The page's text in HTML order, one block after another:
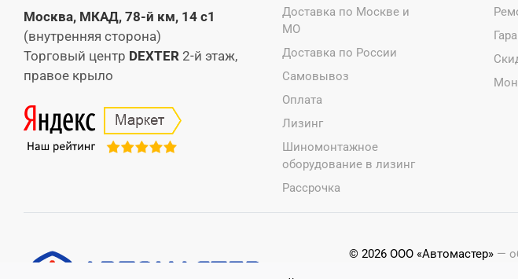
Москва, МКАД, 78-й км, 14 с1
(внутренняя сторона)
Торговый центр DEXTER 2-й этаж,
правое крыло
Доставка по Москве и
МО
Доставка по России
Самовывоз
Оплата
Лизинг
Шиномонтажное
оборудование в лизинг
Рассрочка
© 2026 ООО «Автомастер» —